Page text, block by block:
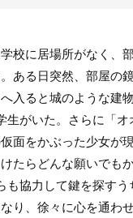
校に居場所がなく、
ある日突然、部屋の
入ると城のような建
生がいた。さらに「
面をかぶった少女が
たらどんな願いでも
も協力して鍵を探すう
り、徐々に心を通わせ